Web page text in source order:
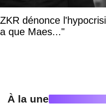
ZKR dénonce
a que Maes..."
À la une